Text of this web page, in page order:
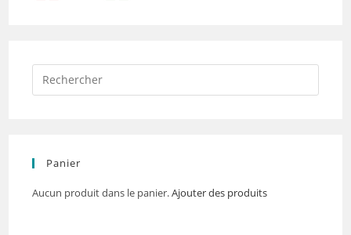
Panier
Aucun produit dans le panier.Ajouter des produits